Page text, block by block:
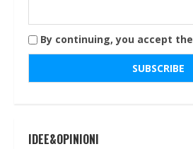
By continuing, you accept
IDEE&OPINIONI